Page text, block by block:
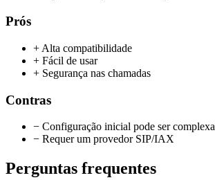
Prós
+ Alta compatibilidade
+ Fácil de usar
+ Segurança nas chamadas
Contras
− Configuração inicial pode ser complexa
− Requer um provedor SIP/IAX
Perguntas frequentes